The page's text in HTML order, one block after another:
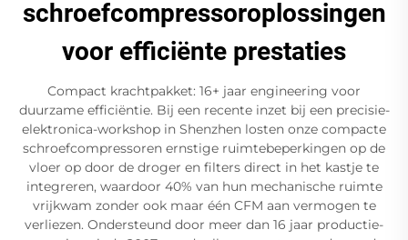
schroefcompressoroplossingen
voor efficiënte prestaties
Compact krachtpakket: 16+ jaar engineering voor
duurzame efficiëntie. Bij een recente inzet bij een precisie-
elektronica-workshop in Shenzhen losten onze compacte
schroefcompressoren ernstige ruimtebeperkingen op de
vloer op door de droger en filters direct in het kastje te
integreren, waardoor 40% van hun mechanische ruimte
vrijkwam zonder ook maar één CFM aan vermogen te
verliezen. Ondersteund door meer dan 16 jaar productie-